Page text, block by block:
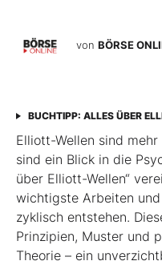
von BÖRSE
BUCHTIPP: ALLES ÜBER
Elliott-Wellen sind
sind ein Blick in die
über Elliott-Wellen“
wichtigste Arbeiten
zyklisch entstehen.
Prinzipien, Muster und
Theorie – ein